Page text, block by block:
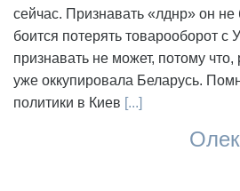
сейчас. Признавать «лднр» он не
боится потерять товарооборот с
признавать не может, потому что,
уже оккупировала Беларусь.
политики в Киев [...]